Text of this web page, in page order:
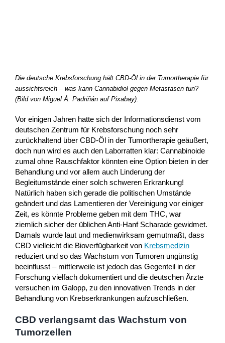
Die deutsche Krebsforschung hält CBD-Öl in der Tumortherapie für
aussichtsreich – was kann Cannabidiol gegen Metastasen tun?
(Bild von Miguel Á. Padriñán auf Pixabay).
Vor einigen Jahren hatte sich der Informationsdienst vom
deutschen Zentrum für Krebsforschung noch sehr
zurückhaltend über CBD-Öl in der Tumortherapie geäußert,
doch nun wird es auch den Laborratten klar: Cannabinoide
zumal ohne Rauschfaktor könnten eine Option bieten in der
Behandlung und vor allem auch Linderung der
Begleitumstände einer solch schweren Erkrankung!
Natürlich haben sich gerade die politischen Umstände
geändert und das Lamentieren der Vereinigung vor einiger
Zeit, es könnte Probleme geben mit dem THC, war
ziemlich sicher der üblichen Anti-Hanf Scharade gewidmet.
Damals wurde laut und medienwirksam gemutmaßt, dass
CBD vielleicht die Bioverfügbarkeit von Krebsmedizin
reduziert und so das Wachstum von Tumoren ungünstig
beeinflusst – mittlerweile ist jedoch das Gegenteil in der
Forschung vielfach dokumentiert und die deutschen Ärzte
versuchen im Galopp, zu den innovativen Trends in der
Behandlung von Krebserkrankungen aufzuschließen.
CBD verlangsamt das Wachstum von
Tumorzellen